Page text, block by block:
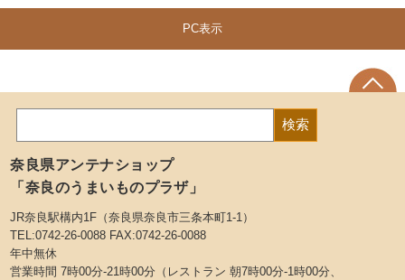
PC表示
奈良県アンテナショップ
「奈良のうまいものプラザ」
JR奈良駅構内1F（奈良県奈良市三条本町1-1）
TEL:0742-26-0088 FAX:0742-26-0088
年中無休
営業時間 7時00分-21時00分（レストラン 朝7時00分-1時00分、